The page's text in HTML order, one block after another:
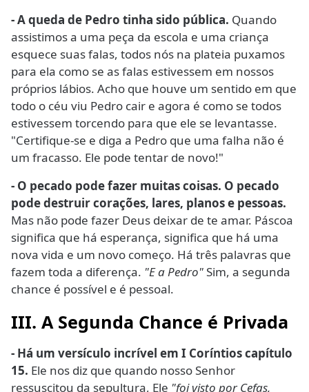
- A queda de Pedro tinha sido pública. Quando
assistimos a uma peça da escola e uma criança
esquece suas falas, todos nós na plateia puxamos
para ela como se as falas estivessem em nossos
próprios lábios. Acho que houve um sentido em que
todo o céu viu Pedro cair e agora é como se todos
estivessem torcendo para que ele se levantasse.
"Certifique-se e diga a Pedro que uma falha não é
um fracasso. Ele pode tentar de novo!"
- O pecado pode fazer muitas coisas. O pecado
pode destruir corações, lares, planos e pessoas.
Mas não pode fazer Deus deixar de te amar. Páscoa
significa que há esperança, significa que há uma
nova vida e um novo começo. Há três palavras que
fazem toda a diferença. "E a Pedro"Sim, a segunda
chance é possível e é pessoal.
III. A Segunda Chance é Privada
- Há um versículo incrível em I Coríntios capítulo
15. Ele nos diz que quando nosso Senhor
ressuscitou da sepultura, Ele "foi visto por Cefas,